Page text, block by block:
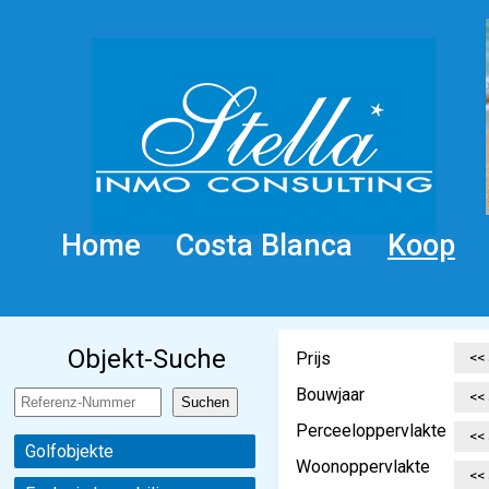
Home Costa Blanca Koop
Objekt-Suche
Golfobjekte
Prijs
Bouwjaar
Perceeloppervlakte
Woonoppervlakte